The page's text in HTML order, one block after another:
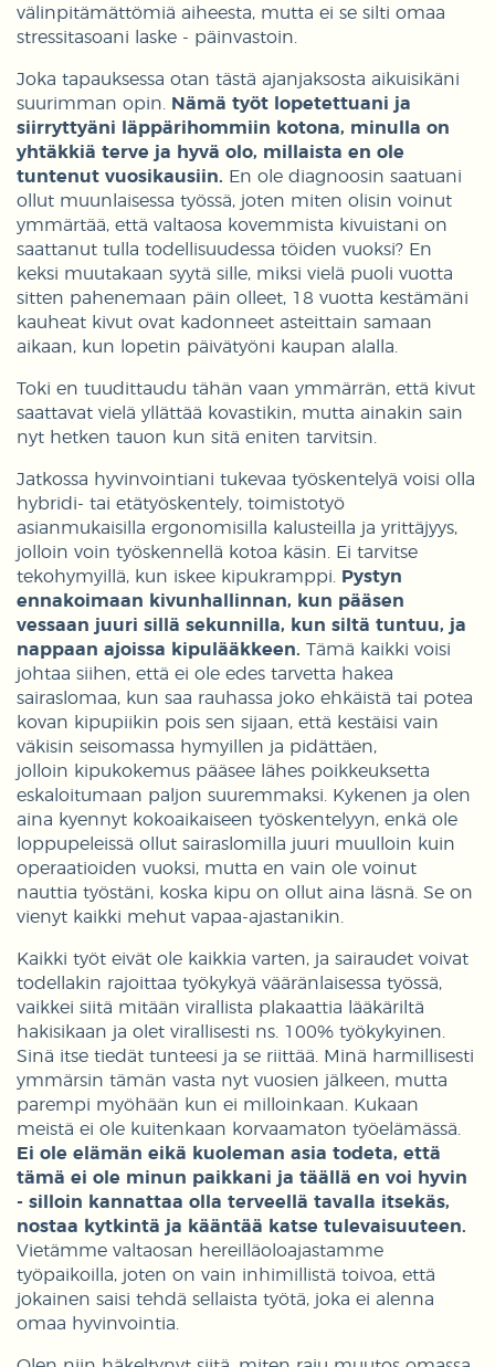
välinpitämättömiä aiheesta, mutta ei se silti omaa
stressitasoani laske - päinvastoin.
Joka tapauksessa otan tästä ajanjaksosta aikuisikäni
suurimman opin. Nämä työt lopetettuani ja
siirryttyäni läppärihommiin kotona, minulla on
yhtäkkiä terve ja hyvä olo, millaista en ole
tuntenut vuosikausiin. En ole diagnoosin saatuani
ollut muunlaisessa työssä, joten miten olisin voinut
ymmärtää, että valtaosa kovemmista kivuistani on
saattanut tulla todellisuudessa töiden vuoksi? En
keksi muutakaan syytä sille, miksi vielä puoli vuotta
sitten pahenemaan päin olleet, 18 vuotta kestämäni
kauheat kivut ovat kadonneet asteittain samaan
aikaan, kun lopetin päivätyöni kaupan alalla.
Toki en tuudittaudu tähän vaan ymmärrän, että kivut
saattavat vielä yllättää kovastikin, mutta ainakin sain
nyt hetken tauon kun sitä eniten tarvitsin.
Jatkossa hyvinvointiani tukevaa työskentelyä voisi olla
hybridi- tai etätyöskentely, toimistotyö
asianmukaisilla ergonomisilla kalusteilla ja yrittäjyys,
jolloin voin työskennellä kotoa käsin. Ei tarvitse
tekohymyillä, kun iskee kipukramppi. Pystyn
ennakoimaan kivunhallinnan, kun pääsen
vessaan juuri sillä sekunnilla, kun siltä tuntuu, ja
nappaan ajoissa kipulääkkeen. Tämä kaikki voisi
johtaa siihen, että ei ole edes tarvetta hakea
sairaslomaa, kun saa rauhassa joko ehkäistä tai potea
kovan kipupiikin pois sen sijaan, että kestäisi vain
väkisin seisomassa hymyillen ja pidättäen,
jolloin kipukokemus pääsee lähes poikkeuksetta
eskaloitumaan paljon suuremmaksi. Kykenen ja olen
aina kyennyt kokoaikaiseen työskentelyyn, enkä ole
loppupeleissä ollut sairaslomilla juuri muulloin kuin
operaatioiden vuoksi, mutta en vain ole voinut
nauttia työstäni, koska kipu on ollut aina läsnä. Se on
vienyt kaikki mehut vapaa-ajastanikin.
Kaikki työt eivät ole kaikkia varten, ja sairaudet voivat
todellakin rajoittaa työkykyä vääränlaisessa työssä,
vaikkei siitä mitään virallista plakaattia lääkäriltä
hakisikaan ja olet virallisesti ns. 100% työkykyinen.
Sinä itse tiedät tunteesi ja se riittää. Minä harmillisesti
ymmärsin tämän vasta nyt vuosien jälkeen, mutta
parempi myöhään kun ei milloinkaan. Kukaan
meistä ei ole kuitenkaan korvaamaton työelämässä.
Ei ole elämän eikä kuoleman asia todeta, että
tämä ei ole minun paikkani ja täällä en voi hyvin
- silloin kannattaa olla terveellä tavalla itsekäs,
nostaa kytkintä ja kääntää katse tulevaisuuteen.
Vietämme valtaosan hereilläoloajastamme
työpaikoilla, joten on vain inhimillistä toivoa, että
jokainen saisi tehdä sellaista työtä, joka ei alenna
omaa hyvinvointia.